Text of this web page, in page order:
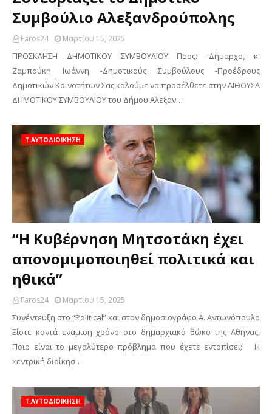
Συμβούλιο Αλεξανδρούπολης
Faros24 Μαρτίου 15, 2025
ΠΡΟΣΚΛΗΣΗ ΔΗΜΟΤΙΚΟΥ ΣΥΜΒΟΥΛΙΟΥ Προς: -Δήμαρχο, κ.
Ζαμπούκη Ιωάννη -Δημοτικούς Συμβούλους -Προέδρους
Δημοτικών Κοινοτήτων Σας καλούμε να προσέλθετε στην ΑΙΘΟΥΣΑ
ΔΗΜΟΤΙΚΟΥ ΣΥΜΒΟΥΛΙΟΥ του Δήμου Αλεξαν…
Τ.ΑΥΤΟΔΙΟΙΚΗΣΗ
“Η Κυβέρνηση Μητσοτάκη έχει
απονομιμοποιηθεί πολιτικά και
ηθικά”
Faros24 Μαρτίου 15, 2025
Συνέντευξη στο “Political” και στον δημοσιογράφο Α. Αντωνόπουλο
Είστε κοντά ενάμιση χρόνο στο δημαρχιακό θώκο της Αθήνας.
Ποιο είναι το μεγαλύτερο πρόβλημα που έχετε εντοπίσει; Η
κεντρική διοίκησ…
Τ.ΑΥΤΟΔΙΟΙΚΗΣΗ